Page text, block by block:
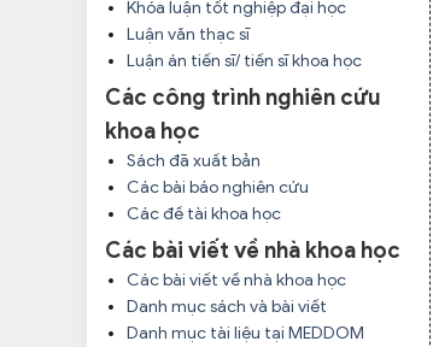
Khóa luận tốt nghiệp đại học
Luận văn thạc sĩ
Luận án tiến sĩ/ tiến sĩ khoa học
Các công trình nghiên cứu
khoa học
Sách đã xuất bản
Các bài báo nghiên cứu
Các đề tài khoa học
Các bài viết về nhà khoa học
Các bài viết về nhà khoa học
Danh mục sách và bài viết
Danh mục tài liệu tại MEDDOM